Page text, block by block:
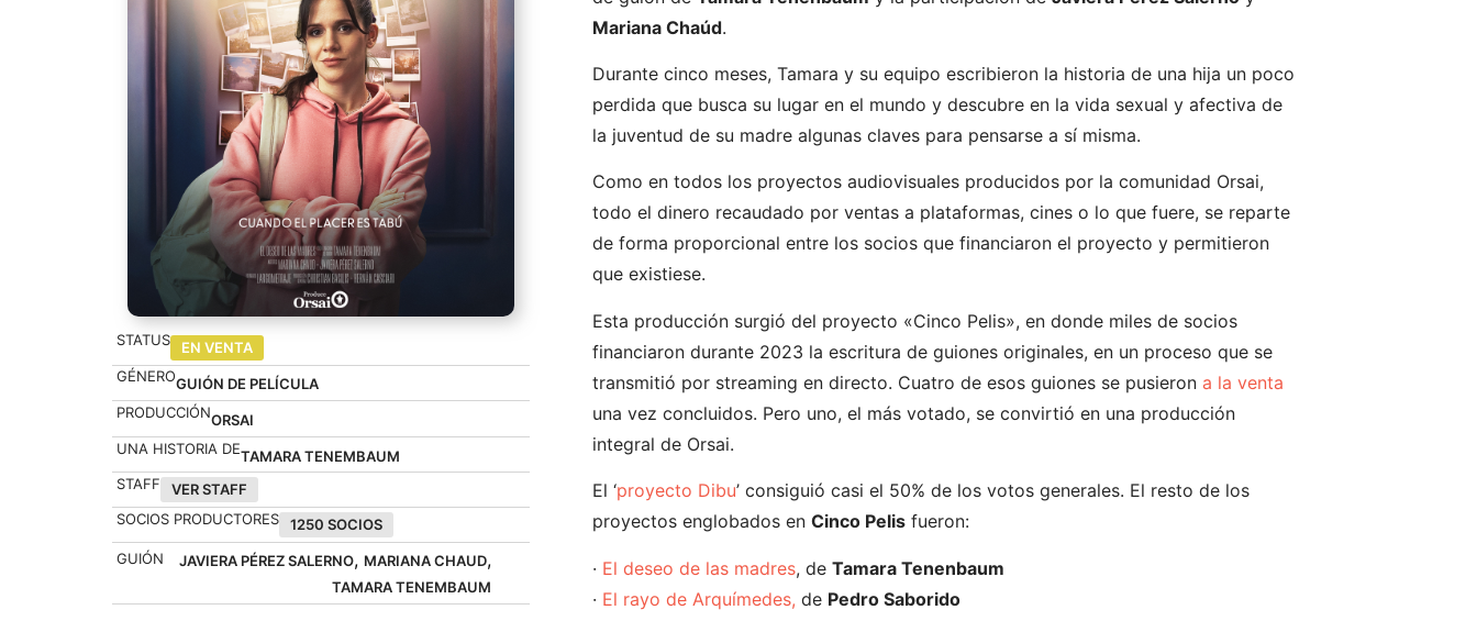
STATUS
EN VENTA
GÉNEROGUIÓN DE PELÍCULA
PRODUCCIÓNORSAI
UNA HISTORIA DETAMARA TENEMBAUM
STAFF
VER STAFF
SOCIOS PRODUCTORES
1250 SOCIOS
GUIÓN
JAVIERA PÉREZ SALERNO, MARIANA CHAUD,
TAMARA TENEMBAUM
Mariana Chaúd.
Durante cinco meses, Tamara y su equipo escribieron la historia de una hija un poco
perdida que busca su lugar en el mundo y descubre en la vida sexual y afectiva de
la juventud de su madre algunas claves para pensarse a sí misma.
Como en todos los proyectos audiovisuales producidos por la comunidad Orsai,
todo el dinero recaudado por ventas a plataformas, cines o lo que fuere, se reparte
de forma proporcional entre los socios que financiaron el proyecto y permitieron
que existiese.
Esta producción surgió del proyecto «Cinco Pelis», en donde miles de socios
financiaron durante 2023 la escritura de guiones originales, en un proceso que se
transmitió por streaming en directo. Cuatro de esos guiones se pusieron a la venta
una vez concluidos. Pero uno, el más votado, se convirtió en una producción
integral de Orsai.
El ‘proyecto Dibu’ consiguió casi el 50% de los votos generales. El resto de los
proyectos englobados en Cinco Pelisfueron:
· El deseo de las madres, de Tamara Tenenbaum
· El rayo de Arquímedes, de Pedro Saborido